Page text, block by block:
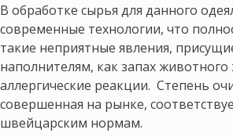
В обработке сырья для данного
современные технологии, что
такие неприятные явления,
наполнителям, как запах
аллергические реакции. Степень
совершенная на рынке,
швейцарским нормам.